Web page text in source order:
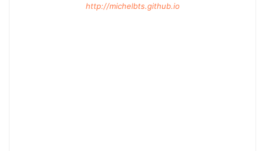
http://michelbts.github.io